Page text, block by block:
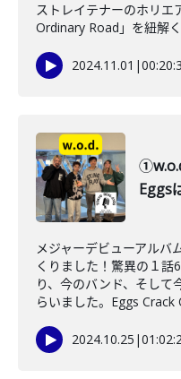
ストレイテナーのホリエ
Ordinary Road」を紐解
2024.11.01 |
Eggs
メジャーデビューアルバ
くりました！驚異の１話
り、今のバンド、そして
らいました。Eggs Crack
2024.10.25 |